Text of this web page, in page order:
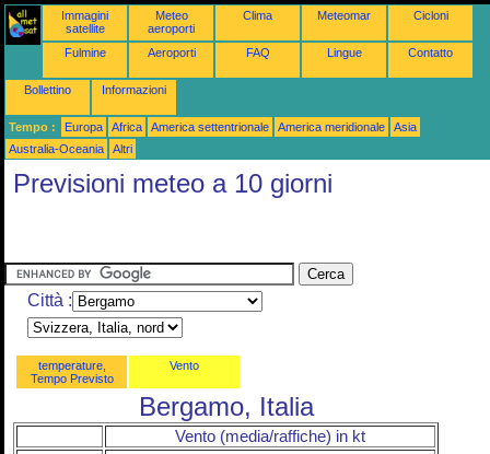
Immagini
satellite
Meteo
aeroporti
Clima Meteomar Cicloni
Fulmine Aeroporti FAQ Lingue Contatto
Bollettino Informazioni
Tempo : Europa Africa America settentrionale America meridionale
Asia
Australia-Oceania
Altri
Previsioni meteo a 10 giorni
Città :
temperature,
Tempo Previsto
Vento
Bergamo, Italia
Vento (media/raffiche) in kt